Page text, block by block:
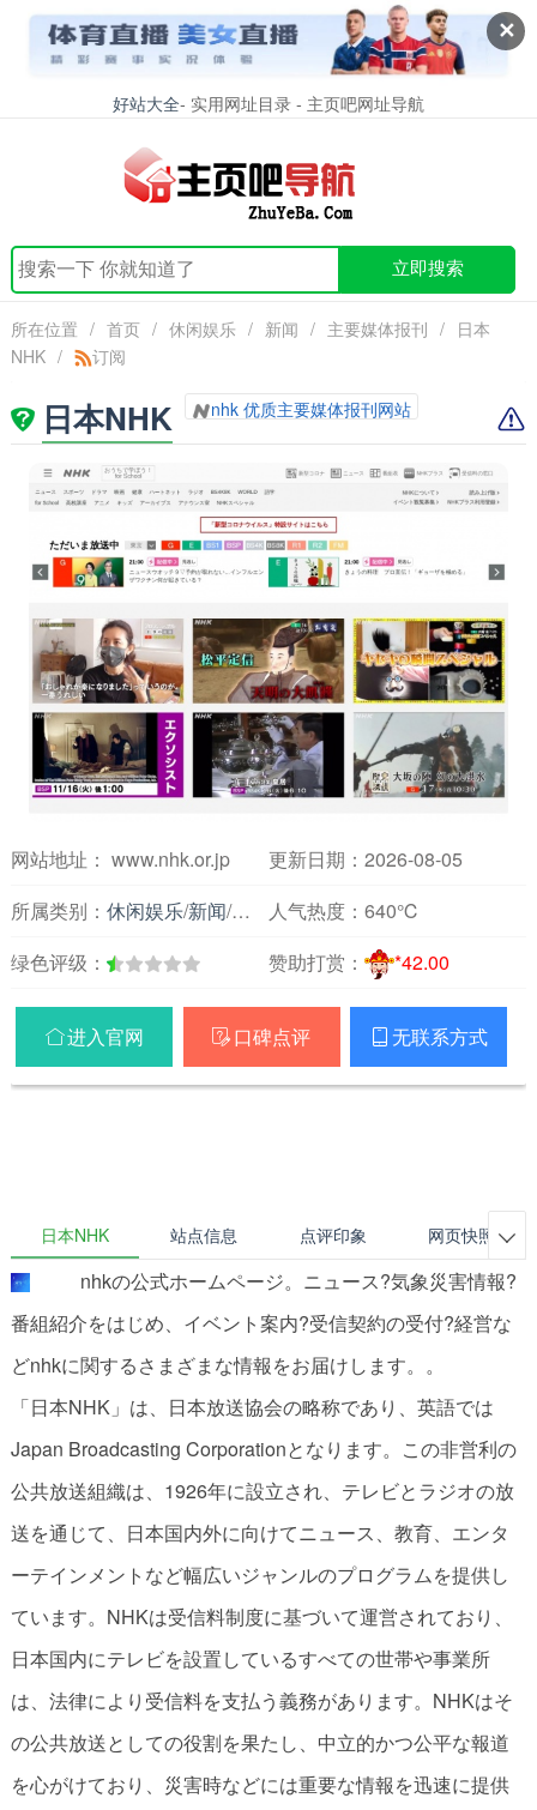
✕
好站大全- 实用网址目录 - 主页吧网址导航
立即搜索
所在位置 / 首页 / 休闲娱乐 / 新闻 / 主要媒体报刊 /
日本
NHK / 订阅
日本NHK nhk 优质主要媒体报刊网站
网站地址： www.nhk.or.jp
更新日期：2026-08-05
所属类别： 休闲娱乐/新闻/主要媒体报刊
人气热度： 640℃
绿色评级：
赞助打赏： *42.00
进入官网  口碑点评  无联系方式
日本NHK 站点信息 点评印象 网页快照 
nhkの公式ホームページ。ニュース?気象災害情報?
番組紹介をはじめ、イベント案内?受信契約の受付?経営な
どnhkに関するさまざまな情報をお届けします。。
「日本NHK」は、日本放送協会の略称であり、英語では
Japan Broadcasting Corporationとなります。この非営利の
公共放送組織は、1926年に設立され、テレビとラジオの放
送を通じて、日本国内外に向けてニュース、教育、エンタ
ーテインメントなど幅広いジャンルのプログラムを提供し
ています。NHKは受信料制度に基づいて運営されており、
日本国内にテレビを設置しているすべての世帯や事業所
は、法律により受信料を支払う義務があります。NHKはそ
の公共放送としての役割を果たし、中立的かつ公平な報道
を心がけており、災害時などには重要な情報を迅速に提供